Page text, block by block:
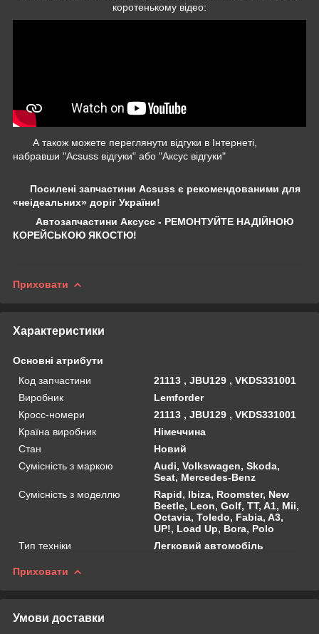
коротенькому відео:
А також можете переглянути відгуки в Інтернеті,
набравши "Acsuss відгуки" або "Аксус відгуки"
Посилені запчастини Acsuss є рекомендованими для
«неідеальних» доріг України!
Автозапчастини Аксусс - РЕМОНТУЙТЕ НАДІЙНОЮ
КОРЕЙСЬКОЮ ЯКОСТЮ!
Приховати
Характеристики
Основні атрибути
Код запчастини
21113 , JBU129 , VKDS331001
Виробник
Lemforder
Кросс-номери
21113 , JBU129 , VKDS331001
Країна виробник
Німеччина
Стан
Новий
Сумісність з маркою
Audi, Volkswagen, Skoda,
Seat, Mercedes-Benz
Сумісність з моделлю
Rapid, Ibiza, Roomster, New
Beetle, Leon, Golf, TT, A1, Mii,
Octavia, Toledo, Fabia, A3,
UP!, Load Up, Bora, Polo
Тип техніки
Легковий автомобіль
Приховати
Умови доставки